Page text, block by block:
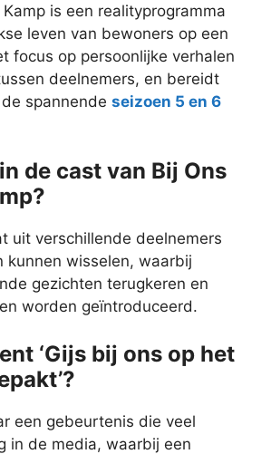
is een realityprogramma
leven van bewoners op een
focus op persoonlijke verhalen
deelnemers, en bereidt
spannende seizoen 5 en 6
de cast van Bij Ons
uit verschillende deelnemers
kunnen wisselen, waarbij
gezichten terugkeren en
worden geïntroduceerd.
‘Gijs bij ons op het
een gebeurtenis die veel
in de media, waarbij een